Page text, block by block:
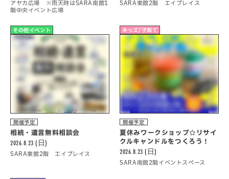
アヤカ広場 ※雨天時はSARA南館1
階中央イベント広場
SARA東館2階 エイプレイス
その他イベント
開催予定
相続・遺言無料相談会
2026.8.23 (日)
SARA東館2階 エイプレイス
キッズ/子育て
開催予定
夏休みワークショップ☆リサイ
クルキャンドルをつくろう！
2026.8.23 (日)
SARA南館2階イベントスペース